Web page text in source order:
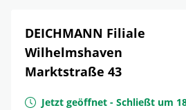
DEICHMANN Filiale
Wilhelmshaven
Marktstraße 43
Jetzt geöffnet - Schließt um